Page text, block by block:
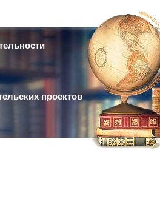
проектов